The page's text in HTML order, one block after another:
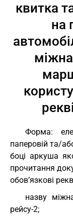
квитка
на
Форма:
паперовій та/
боці аркуша
прочитання
обов’язкові
назву
рейсу-2;